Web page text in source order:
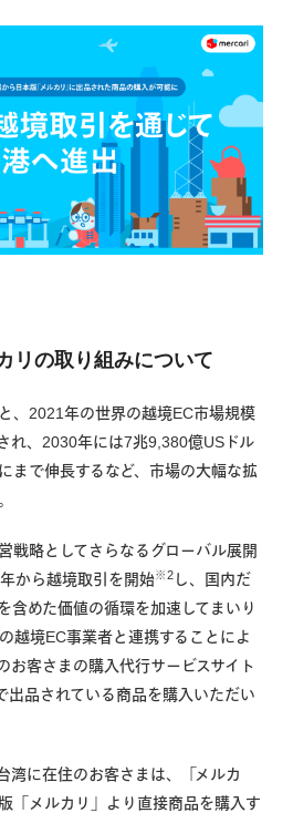
リの取り組みについて
、2021年の世界の越境EC市場規模
れ、2030年には7兆9,380億USドル
まで伸長するなど、市場の大幅な拡
戦略としてさらなるグローバル展開
から越境取引を開始※2 し、国内だ
含めた価値の循環を加速してまいり
越境EC事業者と連携することによ
お客さまの購入代行サービスサイト
出品されている商品を購入いただい
湾に在住のお客さまは、「メルカ
「メルカリ」より直接商品を購入す